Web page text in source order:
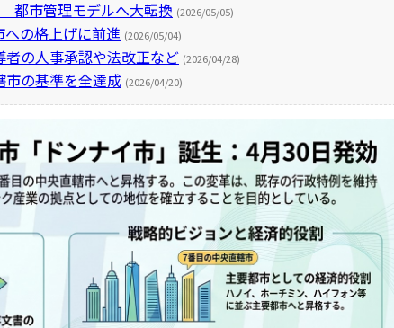
都市管理モデルへ大転換 (2026/05/05)
の格上げに前進 (2026/05/04)
の人事承認や法改正など (2026/04/28)
市の基準を全達成 (2026/04/20)